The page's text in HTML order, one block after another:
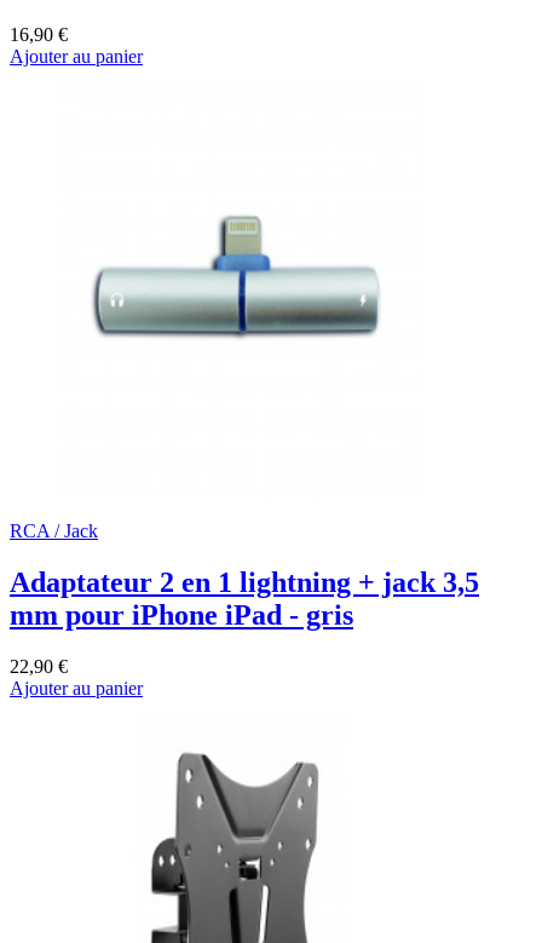
16,90 €
Ajouter au panier
RCA / Jack
Adaptateur 2 en 1 lightning + jack 3,5
mm pour iPhone iPad - gris
22,90 €
Ajouter au panier